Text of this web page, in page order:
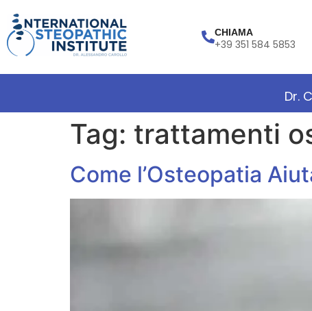
CHIAMA
+39 351 584 5853
Dr.
Tag: trattamenti
Come l’Osteopatia